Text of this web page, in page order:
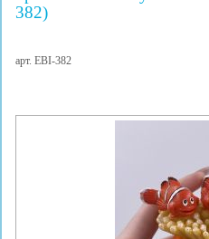
382)
арт. EBI-382